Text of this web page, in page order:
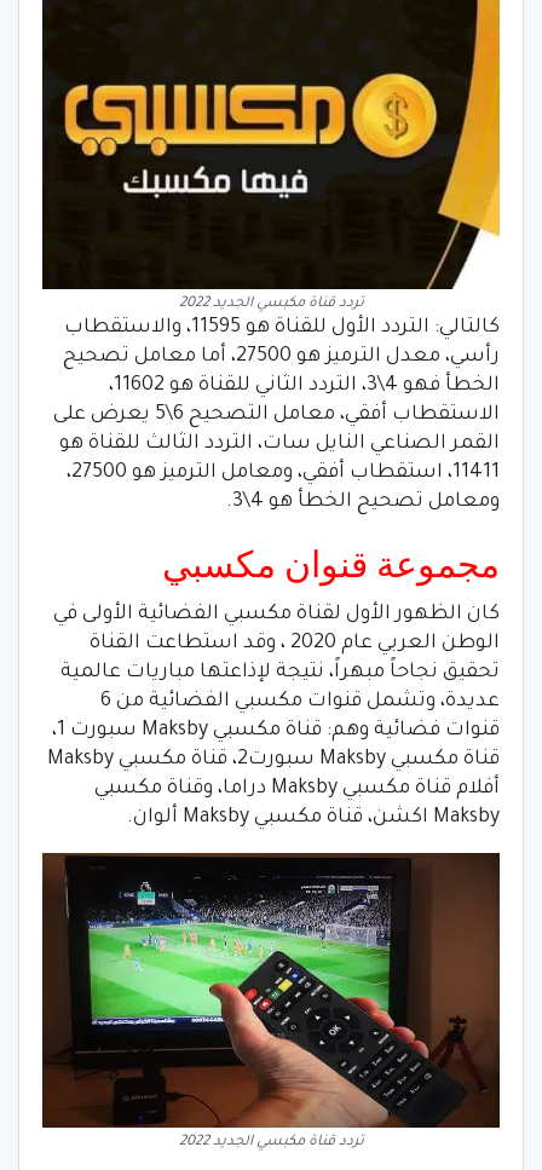
تردد قناة مكبسي الجديد 2022
كالتالي: التردد الأول للقناة هو 11595، والاستقطاب
رأسي، معدل الترميز هو 27500، أما معامل تصحيح
الخطأ فهو 4\3، التردد الثاني للقناة هو 11602،
الاستقطاب أفقي، معامل التصحيح 6\5 يعرض على
القمر الصناعي النايل سات، التردد الثالث للقناة هو
11411، استقطاب أفقي، ومعامل الترميز هو 27500،
ومعامل تصحيح الخطأ هو 4\3.
مجموعة قنوان مكسبي
كان الظهور الأول لقناة مكسبي الفضائية الأولى في
الوطن العربي عام 2020 ، وقد استطاعت القناة
تحقيق نجاحاً مبهراً، نتيجة لإذاعتها مباريات عالمية
عديدة، وتشمل قنوات مكسبي الفضائية من 6
قنوات فضائية وهم: قناة مكسبي Maksby سبورت 1،
قناة مكسبي Maksby سبورت2، قناة مكسبي Maksby
أفلام قناة مكسبي Maksby دراما، وقناة مكسبي
Maksby اكشن، قناة مكسبي Maksby ألوان.
تردد قناة مكبسي الجديد 2022